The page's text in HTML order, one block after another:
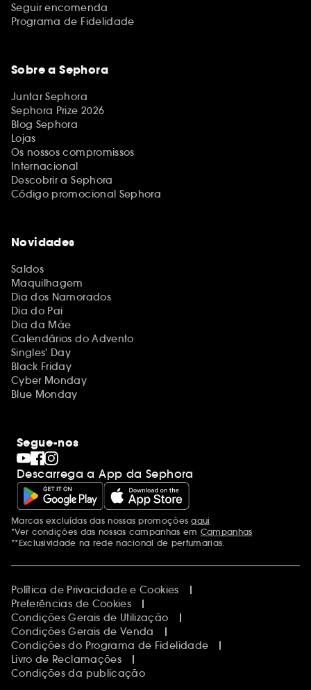
Seguir encomenda
Programa de Fidelidade
Sobre a Sephora
Juntar Sephora
Sephora Prize 2026
Blog Sephora
Lojas
Os nossos compromissos
Internacional
Descobrir a Sephora
Código promocional Sephora
Novidades
Saldos
Maquilhagem
Dia dos Namorados
Dia do Pai
Dia da Mãe
Calendários do Advento
Singles' Day
Black Friday
Cyber Monday
Blue Monday
Segue-nos
Descarrega a App da Sephora
Menções adicionais
Marcas excluídas das nossas promoçõesaqui
*Ver condições das nossas campanhas em Campanhas
**Exclusividade na rede nacional de perfumarias.
Política de Privacidade e Cookies
Preferências de Cookies
Condições Gerais de Utilização
Condições Gerais de Venda
Condições do Programa de Fidelidade
Livro de Reclamações
Condições da publicação